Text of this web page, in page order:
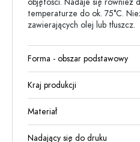
temperaturze do ok. 75°C.
zawierających olej lub tłuszcz.
Forma - obszar podstawowy
Kraj produkcji
Materiał
Nadający się do druku